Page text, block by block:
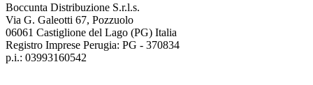
Boccunta Distribuzione S.r.l.s.
Via G. Galeotti 67, Pozzuolo
06061 Castiglione del Lago (PG) Italia
Registro Imprese Perugia: PG - 370834
p.i.: 03993160542